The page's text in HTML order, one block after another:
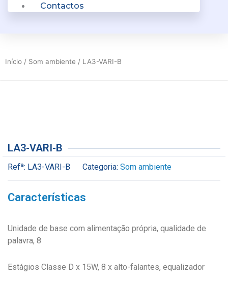
Contactos
Início / Som ambiente / LA3-VARI-B
LA3-VARI-B
Refª: LA3-VARI-B Categoria: Som ambiente
Características
Unidade de base com alimentação própria, qualidade de
palavra, 8
Estágios Classe D x 15W, 8 x alto-falantes, equalizador